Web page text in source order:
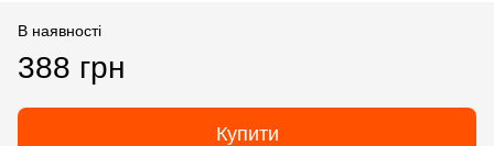
В наявності
388 грн
Купити